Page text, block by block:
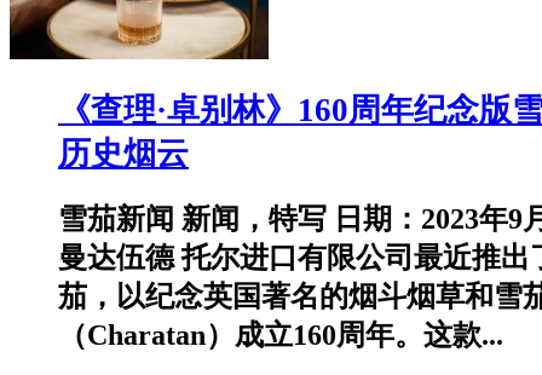
《查理·卓别林》160周年纪念版
历史烟云
雪茄新闻 新闻，特写 日期：2023年9
曼达伍德 托尔进口有限公司最近推出
茄，以纪念英国著名的烟斗烟草和雪
（Charatan）成立160周年。这款...